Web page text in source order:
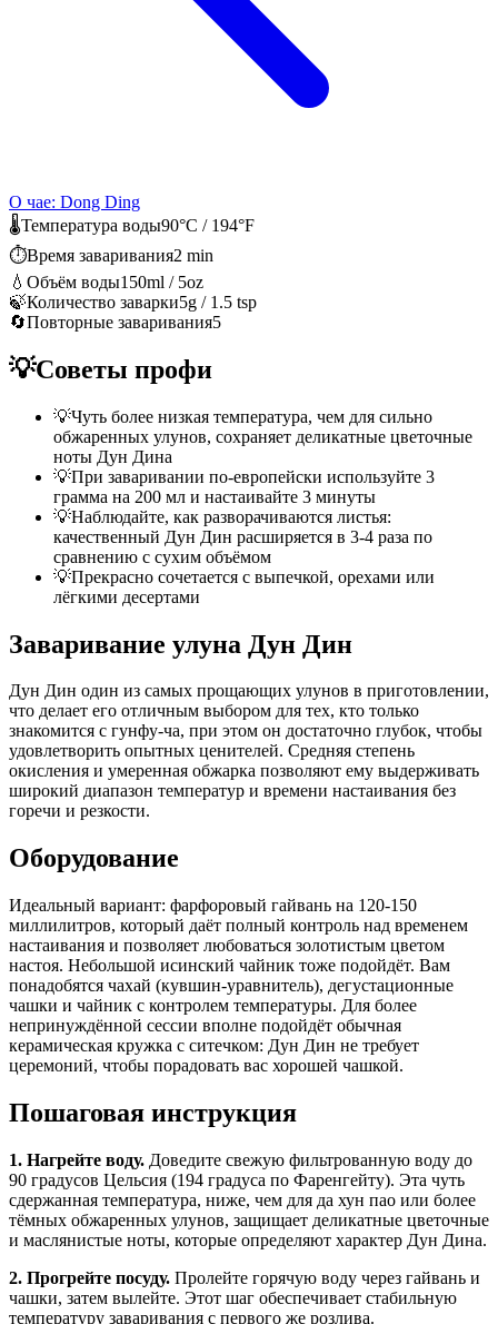
О чае: Dong Ding
🌡️Температура воды90°C / 194°F
⏱️Время заваривания2 min
💧 Объём воды150ml / 5oz
🍃Количество заварки5g / 1.5 tsp
🔄Повторные заваривания5
💡Советы профи
💡Чуть более низкая температура, чем для сильно
обжаренных улунов, сохраняет деликатные цветочные
ноты Дун Дина
💡При заваривании по-европейски используйте 3
грамма на 200 мл и настаивайте 3 минуты
💡Наблюдайте, как разворачиваются листья:
качественный Дун Дин расширяется в 3-4 раза по
сравнению с сухим объёмом
💡Прекрасно сочетается с выпечкой, орехами или
лёгкими десертами
Заваривание улуна Дун Дин
Дун Дин один из самых прощающих улунов в приготовлении,
что делает его отличным выбором для тех, кто только
знакомится с гунфу-ча, при этом он достаточно глубок, чтобы
удовлетворить опытных ценителей. Средняя степень
окисления и умеренная обжарка позволяют ему выдерживать
широкий диапазон температур и времени настаивания без
горечи и резкости.
Оборудование
Идеальный вариант: фарфоровый гайвань на 120-150
миллилитров, который даёт полный контроль над временем
настаивания и позволяет любоваться золотистым цветом
настоя. Небольшой исинский чайник тоже подойдёт. Вам
понадобятся чахай (кувшин-уравнитель), дегустационные
чашки и чайник с контролем температуры. Для более
непринуждённой сессии вполне подойдёт обычная
керамическая кружка с ситечком: Дун Дин не требует
церемоний, чтобы порадовать вас хорошей чашкой.
Пошаговая инструкция
1. Нагрейте воду. Доведите свежую фильтрованную воду до
90 градусов Цельсия (194 градуса по Фаренгейту). Эта чуть
сдержанная температура, ниже, чем для да хун пао или более
тёмных обжаренных улунов, защищает деликатные цветочные
и маслянистые ноты, которые определяют характер Дун Дина.
2. Прогрейте посуду. Пролейте горячую воду через гайвань и
чашки, затем вылейте. Этот шаг обеспечивает стабильную
температуру заваривания с первого же розлива.